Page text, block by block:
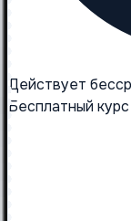
Действует
Бесплатный